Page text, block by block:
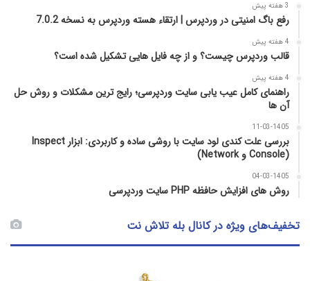
3 هفته پیش
رفع باگ امنیتی در وردپرس | ارتقاء هسته وردپرس به نسخه 7.0.2
4 هفته پیش
قالب وردپرس چیست؟ و از چه فایل­ هایی تشکیل شده است؟
4 هفته پیش
راهنمای کامل عیب‌ یابی سایت وردپرسی؛ رایج‌ ترین مشکلات و روش حل
آن‌ ها
11-03-1405
بررسی علت کندی لود سایت با روشی ساده و کاربردی: ابزار Inspect
(Console و Network)
04-03-1405
روش‌ های افزایش حافظه PHP سایت وردپرسی
تخفیف‌های ویژه در کانال بله تلاش نت